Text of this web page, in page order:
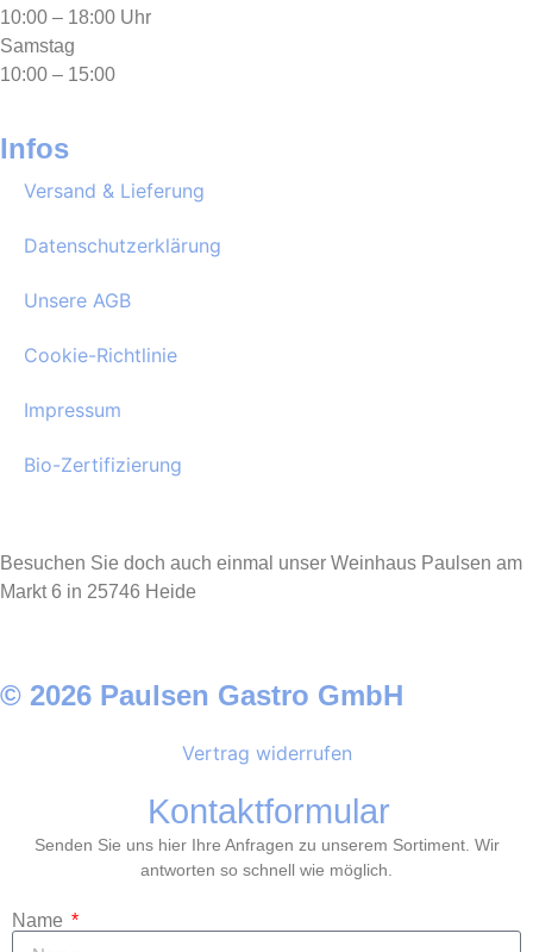
10:00 – 18:00 Uhr
Samstag
10:00 – 15:00
Infos
Versand & Lieferung
Datenschutzerklärung
Unsere AGB
Cookie-Richtlinie
Impressum
Bio-Zertifizierung
Besuchen Sie doch auch einmal unser Weinhaus Paulsen am
Markt 6 in 25746 Heide
© 2026 Paulsen Gastro GmbH
Vertrag widerrufen
Kontaktformular
Senden Sie uns hier Ihre Anfragen zu unserem Sortiment. Wir
antworten so schnell wie möglich.
Name